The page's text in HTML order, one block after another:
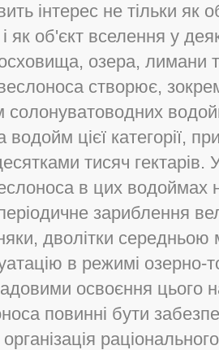
інтерес не тільки як
як об'єкт вселення у
озера, лимани
створює,
цієї категорії,
тисяч
в цих водоймах
зариблення
дволітки
в режимі озерно-
освоєння цього
повинні бути